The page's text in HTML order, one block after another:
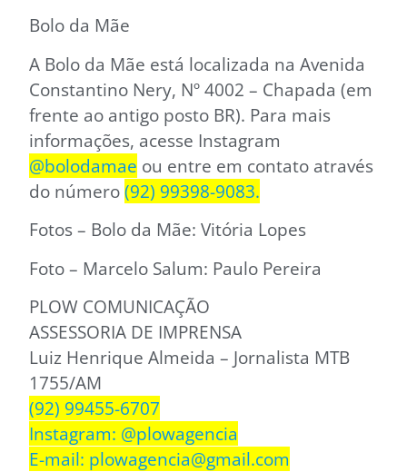
Bolo da Mãe
A Bolo da Mãe está localizada na Avenida
Constantino Nery, Nº 4002 – Chapada (em
frente ao antigo posto BR). Para mais
informações, acesse Instagram
@bolodamae ou entre em contato através
do número(92) 99398-9083.
Fotos – Bolo da Mãe: Vitória Lopes
Foto – Marcelo Salum: Paulo Pereira
PLOW COMUNICAÇÃO
ASSESSORIA DE IMPRENSA
Luiz Henrique Almeida – Jornalista MTB
1755/AM
(92) 99455-6707
Instagram: @plowagencia
E-mail: plowagencia@gmail.com